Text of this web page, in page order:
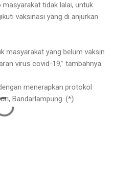
tidak lalai, untuk
vaksinasi yang di anjurkan
masyarakat yang belum vaksin
virus covid-19,” tambahnya.
menerapkan protokol
Bandarlampung. (*)